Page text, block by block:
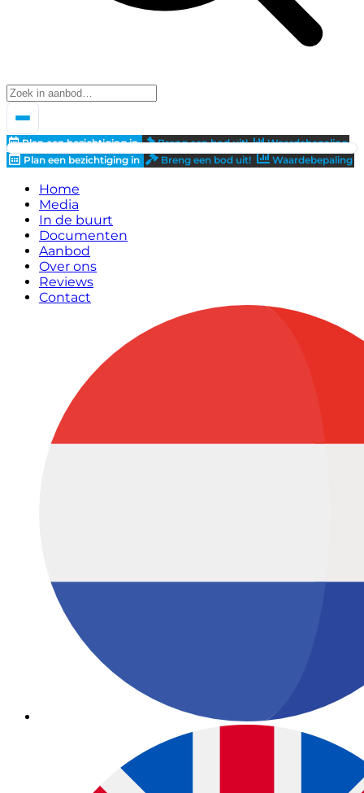
Plan een bezichtiging in Breng een bod uit!
Waardebepaling
Plan een bezichtiging in
Breng een bod uit! Waardebepaling
Home
Media
In de buurt
Documenten
Aanbod
Over ons
Reviews
Contact